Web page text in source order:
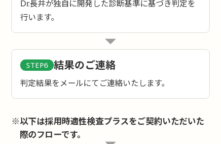
Dr.長井が独自に開発した診断基準に基づき判定を
行います。
STEP6 結果のご連絡
判定結果をメールにてご連絡いたします。
※以下は採用時適性検査プラスをご契約いただいた
際のフローです。